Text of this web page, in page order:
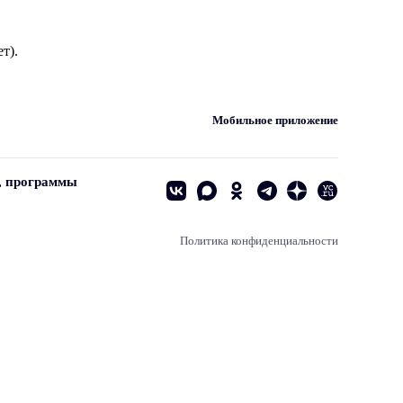
Мобильное приложение
программы
Политика конфиденциальности